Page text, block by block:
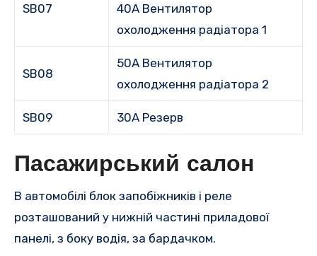
SB07
40A Вентилятор
охолодження радіатора 1
SB08
50A Вентилятор
охолодження радіатора 2
SB09 30A Резерв
Пасажирський салон
В автомобілі блок запобіжників і реле
розташований у нижній частині приладової
панелі, з боку водія, за бардачком.